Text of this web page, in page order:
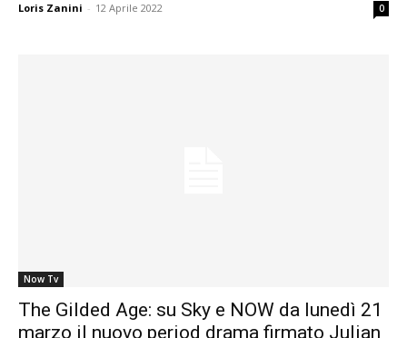
Loris Zanini - 12 Aprile 2022 0
Now Tv
The Gilded Age: su Sky e NOW da lunedì 21
marzo il nuovo period drama firmato Julian